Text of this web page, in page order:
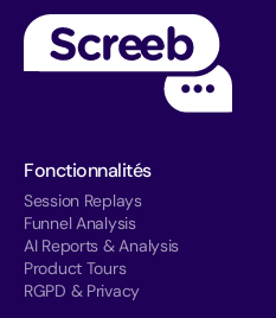
Fonctionnalités
Session Replays
Funnel Analysis
AI Reports & Analysis
Product Tours
RGPD & Privacy